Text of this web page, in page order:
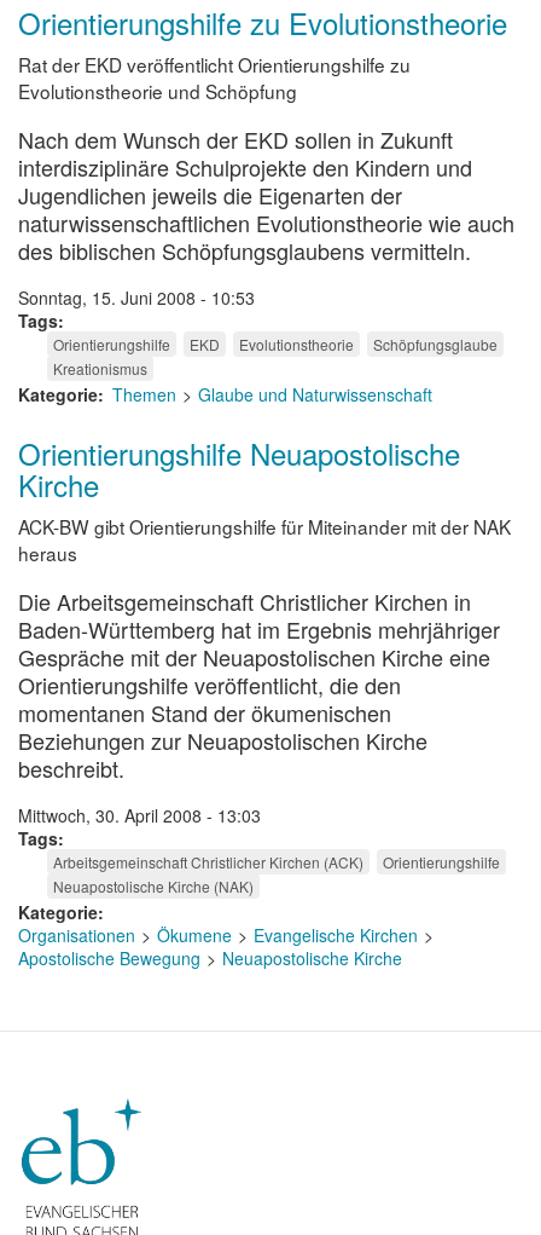
Orientierungshilfe zu Evolutionstheorie
Rat der EKD veröffentlicht Orientierungshilfe zu
Evolutionstheorie und Schöpfung
Nach dem Wunsch der EKD sollen in Zukunft
interdisziplinäre Schulprojekte den Kindern und
Jugendlichen jeweils die Eigenarten der
naturwissenschaftlichen Evolutionstheorie wie auch
des biblischen Schöpfungsglaubens vermitteln.
Sonntag, 15. Juni 2008 - 10:53
Tags
Orientierungshilfe EKD Evolutionstheorie
Schöpfungsglaube
Kreationismus
Kategorie Themen Glaube und Naturwissenschaft
Orientierungshilfe Neuapostolische
Kirche
ACK-BW gibt Orientierungshilfe für Miteinander mit der NAK
heraus
Die Arbeitsgemeinschaft Christlicher Kirchen in
Baden-Württemberg hat im Ergebnis mehrjähriger
Gespräche mit der Neuapostolischen Kirche eine
Orientierungshilfe veröffentlicht, die den
momentanen Stand der ökumenischen
Beziehungen zur Neuapostolischen Kirche
beschreibt.
Mittwoch, 30. April 2008 - 13:03
Tags
Arbeitsgemeinschaft Christlicher Kirchen (ACK)
Orientierungshilfe
Neuapostolische Kirche (NAK)
Kategorie
Organisationen
Ökumene
Evangelische Kirchen
Apostolische Bewegung
Neuapostolische Kirche